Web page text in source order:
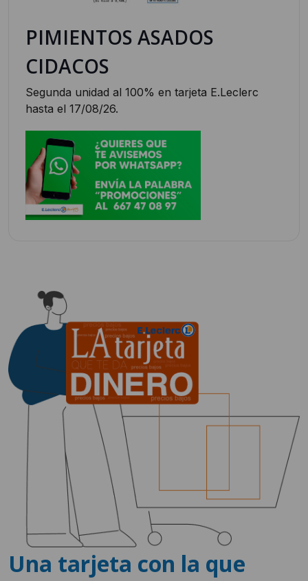
PIMIENTOS ASADOS
CIDACOS
Segunda unidad al 100% en tarjeta E.Leclerc
hasta el 17/08/26.
Una tarjeta con la que